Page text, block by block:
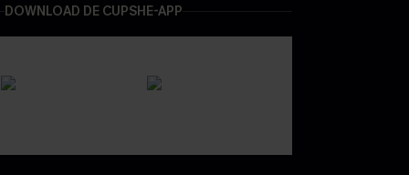
DOWNLOAD DE CUPSHE-APP